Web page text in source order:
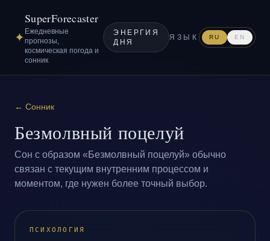
✦
SuperForecaster
Ежедневные
прогнозы,
космическая погода и
сонник
ЭНЕРГИЯ
ДНЯ
ЯЗЫК RU EN
← Сонник
Безмолвный поцелуй
Сон с образом «Безмолвный поцелуй» обычно
связан с текущим внутренним процессом и
моментом, где нужен более точный выбор.
ПСИХОЛОГИЯ